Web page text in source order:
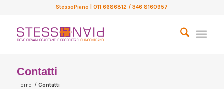
StessoPiano | 011 6686812 / 346 8160957
Contatti
Home / Contatti